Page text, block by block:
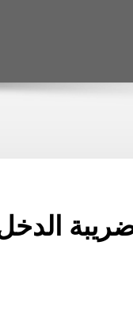
الدخل